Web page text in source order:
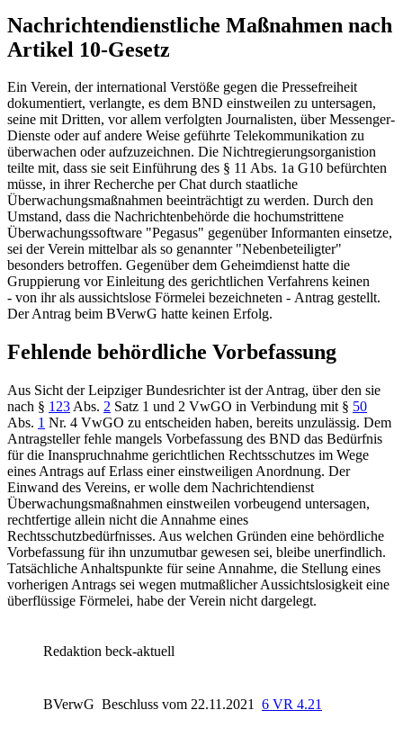
Nachrichtendienstliche Maßnahmen nach
Artikel 10-Gesetz
Ein Verein, der international Verstöße gegen die Pressefreiheit
dokumentiert, verlangte, es dem BND einstweilen zu untersagen,
seine mit Dritten, vor allem verfolgten Journalisten, über Messenger-
Dienste oder auf andere Weise geführte Telekommunikation zu
überwachen oder aufzuzeichnen. Die Nichtregierungsorganistion
teilte mit, dass sie seit Einführung des § 11 Abs. 1a G10 befürchten
müsse, in ihrer Recherche per Chat durch staatliche
Überwachungsmaßnahmen beeinträchtigt zu werden. Durch den
Umstand, dass die Nachrichtenbehörde die hochumstrittene
Überwachungssoftware "Pegasus" gegenüber Informanten einsetze,
sei der Verein mittelbar als so genannter "Nebenbeteiligter"
besonders betroffen. Gegenüber dem Geheimdienst hatte die
Gruppierung vor Einleitung des gerichtlichen Verfahrens keinen
- von ihr als aussichtslose Förmelei bezeichneten - Antrag gestellt.
Der Antrag beim BVerwG hatte keinen Erfolg.
Fehlende behördliche Vorbefassung
Aus Sicht der Leipziger Bundesrichter ist der Antrag, über den sie
nach § 123 Abs. 2 Satz 1 und 2 VwGO in Verbindung mit § 50
Abs. 1 Nr. 4 VwGO zu entscheiden haben, bereits unzulässig. Dem
Antragsteller fehle mangels Vorbefassung des BND das Bedürfnis
für die Inanspruchnahme gerichtlichen Rechtsschutzes im Wege
eines Antrags auf Erlass einer einstweiligen Anordnung. Der
Einwand des Vereins, er wolle dem Nachrichtendienst
Überwachungsmaßnahmen einstweilen vorbeugend untersagen,
rechtfertige allein nicht die Annahme eines
Rechtsschutzbedürfnisses. Aus welchen Gründen eine behördliche
Vorbefassung für ihn unzumutbar gewesen sei, bleibe unerfindlich.
Tatsächliche Anhaltspunkte für seine Annahme, die Stellung eines
vorherigen Antrags sei wegen mutmaßlicher Aussichtslosigkeit eine
überflüssige Förmelei, habe der Verein nicht dargelegt.
Redaktion beck-aktuell
BVerwG Beschluss vom 22.11.2021 6 VR 4.21